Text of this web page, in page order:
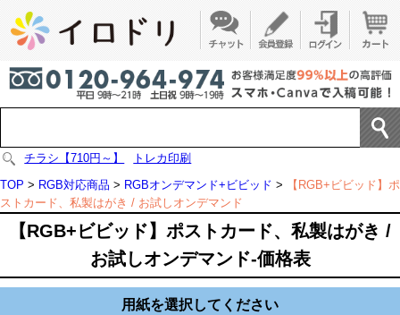
チラシ【710円～】
トレカ印刷
TOP > RGB対応商品 > RGBオンデマンド+ビビッド >
【RGB+ビビッド】ポ
ストカード、私製はがき / お試しオンデマンド
【RGB+ビビッド】ポストカード、私製はがき /
お試しオンデマンド-価格表
用紙を選択してください